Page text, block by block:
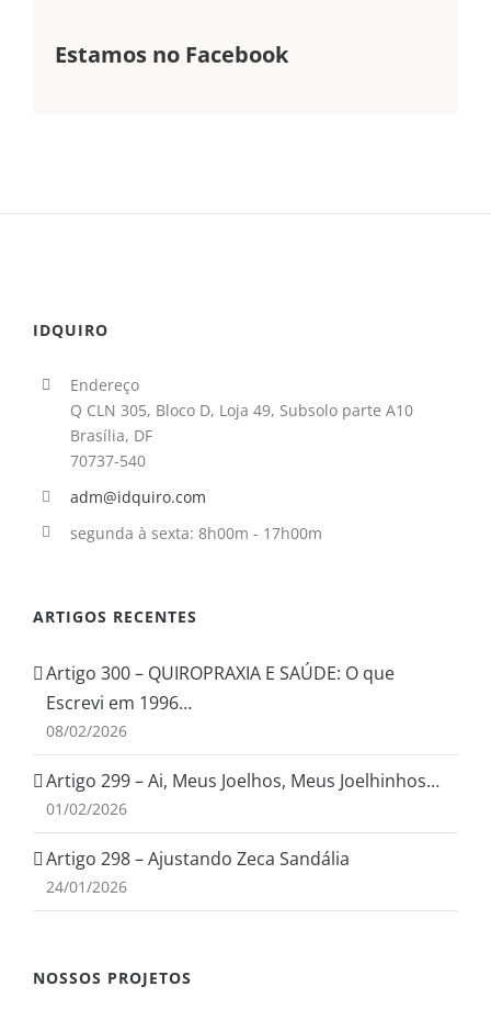
Estamos no Facebook
IDQUIRO
Endereço
Q CLN 305, Bloco D, Loja 49, Subsolo parte A10
Brasília, DF
70737-540
adm@idquiro.com
segunda à sexta: 8h00m - 17h00m
ARTIGOS RECENTES
Artigo 300 – QUIROPRAXIA E SAÚDE: O que
Escrevi em 1996…
08/02/2026
Artigo 299 – Ai, Meus Joelhos, Meus Joelhinhos…
01/02/2026
Artigo 298 – Ajustando Zeca Sandália
24/01/2026
NOSSOS PROJETOS